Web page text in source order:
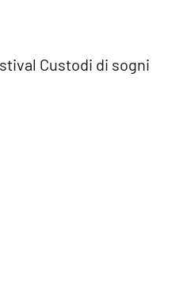
Custodi di sogni